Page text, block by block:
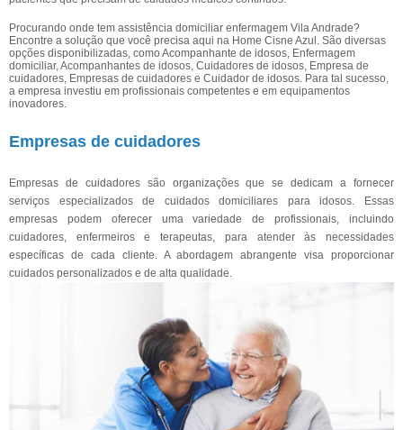
Procurando onde tem assistência domiciliar enfermagem Vila Andrade?
Encontre a solução que você precisa aqui na Home Cisne Azul. São diversas
opções disponibilizadas, como Acompanhante de idosos, Enfermagem
domiciliar, Acompanhantes de idosos, Cuidadores de idosos, Empresa de
cuidadores, Empresas de cuidadores e Cuidador de idosos. Para tal sucesso,
a empresa investiu em profissionais competentes e em equipamentos
inovadores.
Empresas de cuidadores
Empresas de cuidadores são organizações que se dedicam a fornecer
serviços especializados de cuidados domiciliares para idosos. Essas
empresas podem oferecer uma variedade de profissionais, incluindo
cuidadores, enfermeiros e terapeutas, para atender às necessidades
específicas de cada cliente. A abordagem abrangente visa proporcionar
cuidados personalizados e de alta qualidade.